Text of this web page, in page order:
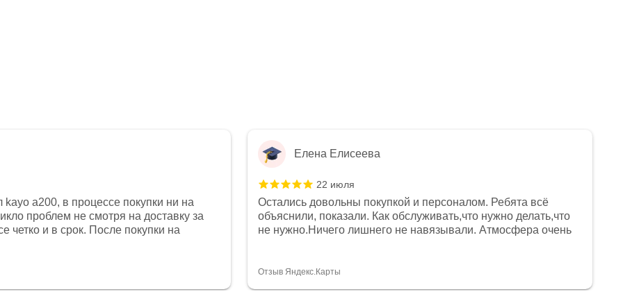
kayo a200, в процессе покупки ни на
проблем не смотря на доставку за
четко и в срок. После покупки на
0, при этом представители магазина
и в итоге проблема была решена.
о небезразличии к клиенту после
Елена Елисеева
22 июля
Остались довольны покупкой и персоналом. Ребята всё
объяснили, показали. Как обслуживать,что нужно делать,что
не нужно.Ничего лишнего не навязывали. Атмосфера очень
огромное спасибо Дмитрию, за клиентоориентированность и
Отзыв Яндекс.Карты